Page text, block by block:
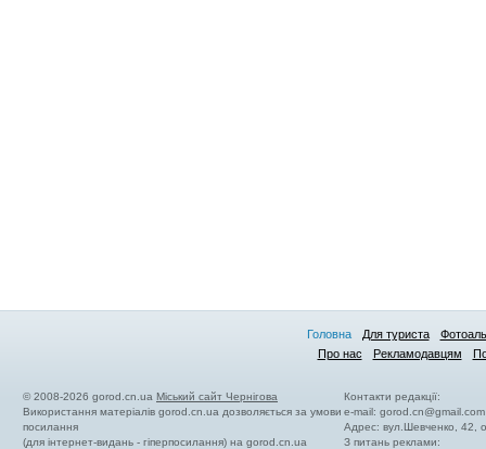
Головна Для туриста
Про нас
Рекламодавцям
© 2008-2026 gorod.cn.ua Міський сайт Чернігова
Використання матеріалів gorod.cn.ua дозволяється за умови
посилання
(для інтернет-видань - гіперпосилання) на gorod.cn.ua
Контакти редакції:
e-mail:gorod.cn@gmail.com
Адрес: вул.Шевченко, 42,
З питань реклами: